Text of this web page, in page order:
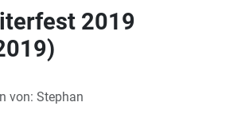
2019
von: Stephan